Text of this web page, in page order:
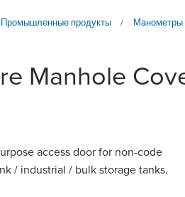
Промышленные продукты / Манометры
Manhole
access door for non-code
/ industrial / bulk storage tanks.